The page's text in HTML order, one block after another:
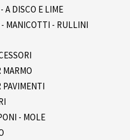
A DISCO E LIME
MANICOTTI - RULLINI
MARMO
PAVIMENTI
- MOLE